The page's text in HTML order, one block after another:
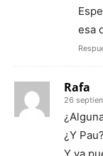
esa
Rafa
26
¿Y Pau?
Y ya